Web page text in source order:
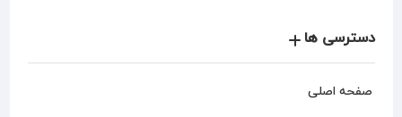
دسترسی ها
صفحه اصلی